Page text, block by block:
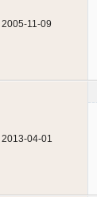
2005-11-09
2013-04-01